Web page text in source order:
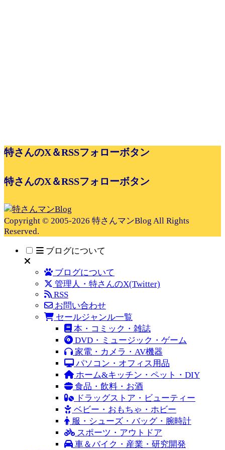
特さんのX＆RSSフォローボタン
特さんのX＆RSSフォローボタン
Copyright © 2005-2026 特さんマンBlog All Rights
Reserved.
ブログについて
ブログについて
管理人・特さんのX(Twitter)
RSS
お問い合わせ
セールジャンル一覧
本・コミック・雑誌
DVD・ミュージック・ゲーム
家電・カメラ・AV機器
パソコン・オフィス用品
ホーム&キッチン・ペット・DIY
食品・飲料・お酒
ドラッグストア・ビューティー
ベビー・おもちゃ・ホビー
服・シューズ・バッグ・腕時計
スポーツ・アウトドア
車＆バイク・産業・研究開発